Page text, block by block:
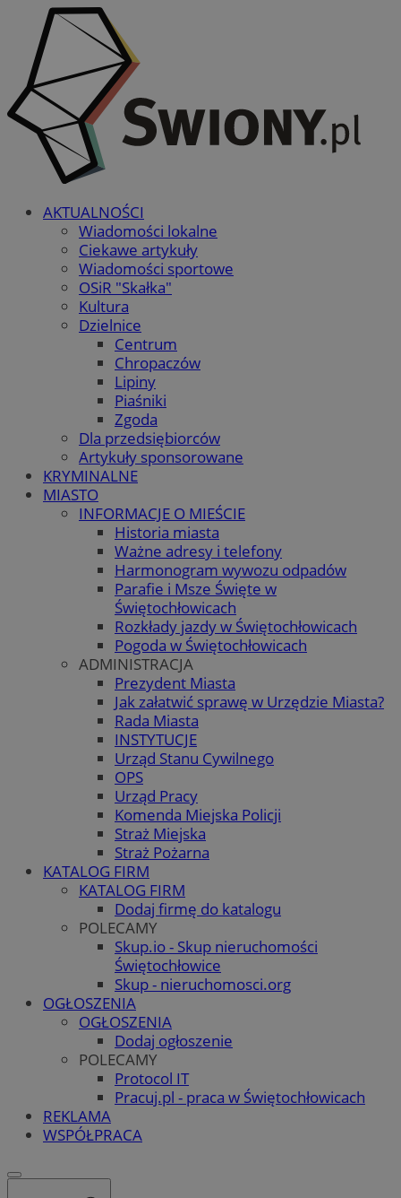
AKTUALNOŚCI
Wiadomości lokalne
Ciekawe artykuły
Wiadomości sportowe
OSiR "Skałka"
Kultura
Dzielnice
Centrum
Chropaczów
Lipiny
Piaśniki
Zgoda
Dla przedsiębiorców
Artykuły sponsorowane
KRYMINALNE
MIASTO
INFORMACJE O MIEŚCIE
Historia miasta
Ważne adresy i telefony
Harmonogram wywozu odpadów
Parafie i Msze Święte w
Świętochłowicach
Rozkłady jazdy w Świętochłowicach
Pogoda w Świętochłowicach
ADMINISTRACJA
Prezydent Miasta
Jak załatwić sprawę w Urzędzie Miasta?
Rada Miasta
INSTYTUCJE
Urząd Stanu Cywilnego
OPS
Urząd Pracy
Komenda Miejska Policji
Straż Miejska
Straż Pożarna
KATALOG FIRM
KATALOG FIRM
Dodaj firmę do katalogu
POLECAMY
Skup.io - Skup nieruchomości
Świętochłowice
Skup - nieruchomosci.org
OGŁOSZENIA
OGŁOSZENIA
Dodaj ogłoszenie
POLECAMY
Protocol IT
Pracuj.pl - praca w Świętochłowicach
REKLAMA
WSPÓŁPRACA